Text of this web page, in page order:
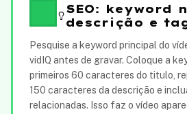
SEO: keyword
descrição e
Pesquise a keyword principal do
vidIQ antes de gravar. Coloque a
primeiros 60 caracteres do titulo,
150 caracteres da descrição e
relacionadas. Isso faz o vídeo